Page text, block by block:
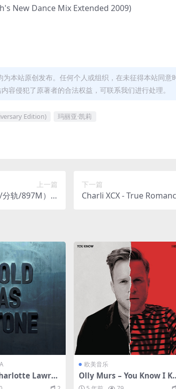
New Dance Mix Extended 2009)
本站原创发布。任何个人或组织，在未征得本站同
容侵犯了原著者的合法权益，可联系我们进行处理。
Edition) 玛丽亚·凯莉
上一篇
轨/897M）(2
下一篇
Charli XCX - True
Lawre
Stone (Remix
欧美音乐
Olly Murs – You Know I
ow (Expanded Edition)（